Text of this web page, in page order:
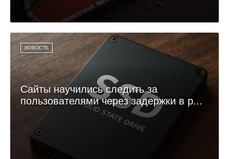
НОВОСТЬ
Сайты научились следить за
пользователями через задержки в р...